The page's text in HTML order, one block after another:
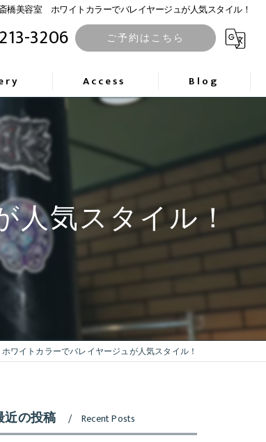
橋美容室 ホワイトカラーでバレイヤージュが人気スタイル！
3206 ご予約はこちら
Access Blog
人気スタイル！
ホワイトカラーでバレイヤージュが人気スタイル！
近の投稿 Recent Posts